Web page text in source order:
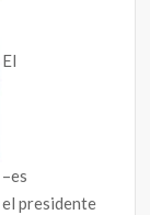
El
el presidente